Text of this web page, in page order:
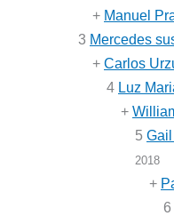
+ Manuel
3 Mercedes
+ Carlos
4 Luz
+
5
2018
+
6